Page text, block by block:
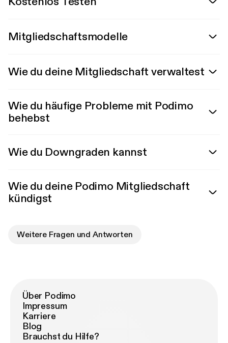
Mitgliedschaftsmodelle
Wie du deine Mitgliedschaft verwaltest
Wie du häufige Probleme mit Podimo
behebst
Wie du Downgraden kannst
Wie du deine Podimo Mitgliedschaft
kündigst
Weitere Fragen und Antworten
Über Podimo
Impressum
Karriere
Blog
Brauchst du Hilfe?